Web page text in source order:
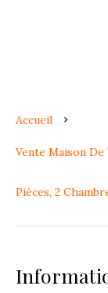
Accueil
Vente Maison
Pièces, 2